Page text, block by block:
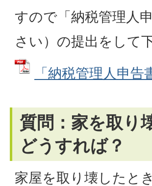
すので「納税管理人
さい）の提出をして
「納税管理人申
質問：家を取り
どうすれば？
家屋を取り壊したと